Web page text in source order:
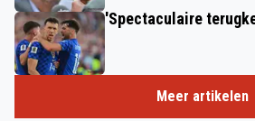
'Spectaculaire
Meer artikelen